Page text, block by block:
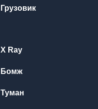
Грузовик
X Ray
Бомж
Туман